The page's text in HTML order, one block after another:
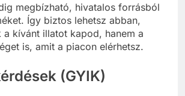
megbízható, hivatalos forrásból
Így biztos lehetsz abban,
a kívánt illatot kapod, hanem a
is, amit a piacon elérhetsz.
(GYIK)